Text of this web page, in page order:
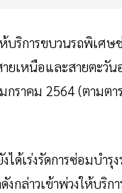
ห้บริการขบวนรถพิเศ
ยเหนือและสายตะวั
ราคม 2564 (ตามตา
ได้เร่งรัดการซ่อมบำ
งกล่าวเข้าพ่วงให้บริ